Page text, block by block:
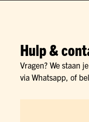
Hulp &
Vragen? We staan
via Whatsapp, of